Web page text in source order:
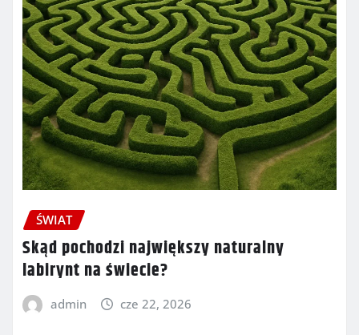
ŚWIAT
Skąd pochodzi największy naturalny
labirynt na świecie?
admin cze 22, 2026